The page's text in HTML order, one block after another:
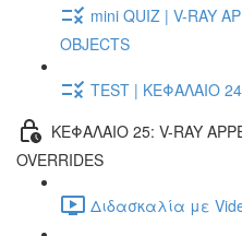
mini QUIZ | V-RAY
OBJECTS
TEST | ΚΕΦΑΛΑΙΟ 24
ΚΕΦΑΛΑΙΟ 25: V-RAY
OVERRIDES
Διδασκαλία με